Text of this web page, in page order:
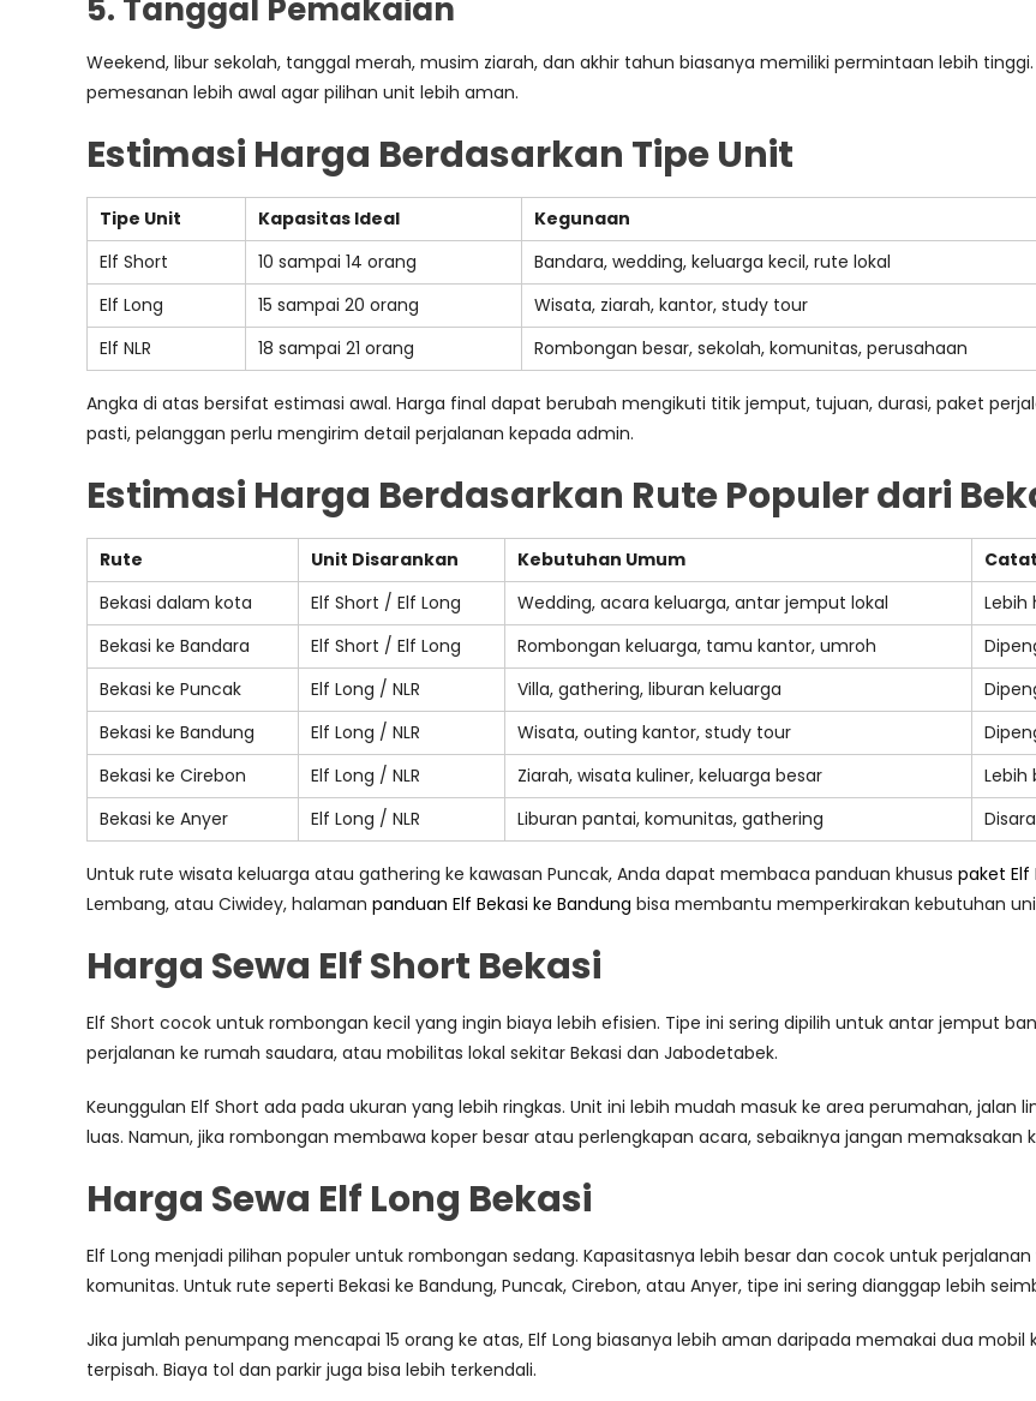
5. Tanggal Pemakaian
Weekend, libur sekolah, tanggal merah, musim ziarah, dan akhir tahun biasanya memiliki permintaan lebih
pemesanan lebih awal agar pilihan unit lebih aman.
Estimasi Harga Berdasarkan Tipe Unit
Tipe Unit Kapasitas Ideal Kegunaan
Elf Short
10 sampai 14 orang Bandara, wedding, keluarga kecil, rute lokal
Elf Long
15 sampai 20 orang Wisata, ziarah, kantor, study tour
Elf NLR
18 sampai 21 orang Rombongan besar, sekolah, komunitas, perusahaan
Angka di atas bersifat estimasi awal. Harga final dapat berubah mengikuti titik jemput, tujuan, durasi, paket
pasti, pelanggan perlu mengirim detail perjalanan kepada admin.
Estimasi Harga Berdasarkan Rute Populer dari
Rute Unit Disarankan Kebutuhan Umum
Bekasi dalam kota
Elf Short / Elf Long Wedding, acara keluarga, antar jemput lokal
Lebih
Bekasi ke Bandara
Elf Short / Elf Long Rombongan keluarga, tamu kantor, umroh
Bekasi ke Puncak
Elf Long / NLR Villa, gathering, liburan keluarga
Bekasi ke Bandung
Elf Long / NLR Wisata, outing kantor, study tour
Bekasi ke Cirebon
Elf Long / NLR Ziarah, wisata kuliner, keluarga besar
Lebih
Bekasi ke Anyer
Elf Long / NLR Liburan pantai, komunitas, gathering
Untuk rute wisata keluarga atau gathering ke kawasan Puncak, Anda dapat membaca panduan khusus paket Elf
Lembang, atau Ciwidey, halaman panduan Elf Bekasi ke Bandung bisa membantu memperkirakan kebutuhan
Harga Sewa Elf Short Bekasi
Elf Short cocok untuk rombongan kecil yang ingin biaya lebih efisien. Tipe ini sering dipilih untuk antar jemput
perjalanan ke rumah saudara, atau mobilitas lokal sekitar Bekasi dan Jabodetabek.
Keunggulan Elf Short ada pada ukuran yang lebih ringkas. Unit ini lebih mudah masuk ke area perumahan,
luas. Namun, jika rombongan membawa koper besar atau perlengkapan acara, sebaiknya jangan memaksakan
Harga Sewa Elf Long Bekasi
Elf Long menjadi pilihan populer untuk rombongan sedang. Kapasitasnya lebih besar dan cocok untuk
komunitas. Untuk rute seperti Bekasi ke Bandung, Puncak, Cirebon, atau Anyer, tipe ini sering dianggap lebih
Jika jumlah penumpang mencapai 15 orang ke atas, Elf Long biasanya lebih aman daripada memakai dua
terpisah. Biaya tol dan parkir juga bisa lebih terkendali.